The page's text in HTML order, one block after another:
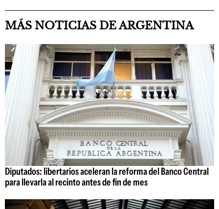
MÁS NOTICIAS DE ARGENTINA
Diputados: libertarios aceleran la reforma del Banco Central
para llevarla al recinto antes de fin de mes